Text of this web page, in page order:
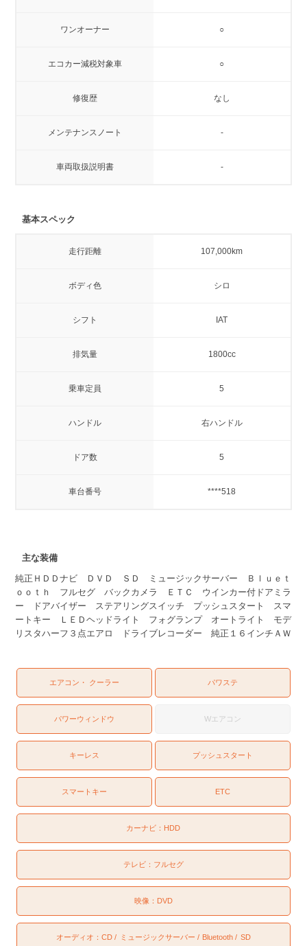
ワンオーナー ○
エコカー減税対象車 ○
修復歴 なし
メンテナンスノート -
車両取扱説明書 -
基本スペック
走行距離 107,000km
ボディ色 シロ
シフト IAT
排気量 1800cc
乗車定員 5
ハンドル 右ハンドル
ドア数 5
車台番号 ****518
主な装備
純正ＨＤＤナビ ＤＶＤ ＳＤ ミュージックサーバー Ｂｌｕｅｔ
ｏｏｔｈ フルセグ バックカメラ ＥＴＣ ウインカー付ドアミラ
ー ドアバイザー ステアリングスイッチ プッシュスタート スマ
ートキー ＬＥＤヘッドライト フォグランプ オートライト モデ
リスタハーフ３点エアロ ドライブレコーダー 純正１６インチＡＷ
エアコン・ クーラー パワステ
パワーウィンドウ Wエアコン
キーレス プッシュスタート
スマートキー ETC
カーナビ： HDD
テレビ： フルセグ
映像： DVD
オーディオ：CD ミュージックサーバー Bluetooth SD